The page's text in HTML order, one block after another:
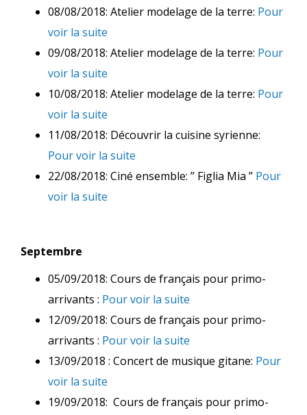
08/08/2018: Atelier modelage de la terre: Pour
voir la suite
09/08/2018: Atelier modelage de la terre: Pour
voir la suite
10/08/2018: Atelier modelage de la terre: Pour
voir la suite
11/08/2018: Découvrir la cuisine syrienne:
Pour voir la suite
22/08/2018: Ciné ensemble: ” Figlia Mia ” Pour
voir la suite
Septembre
05/09/2018: Cours de français pour primo-
arrivants : Pour voir la suite
12/09/2018: Cours de français pour primo-
arrivants : Pour voir la suite
13/09/2018 : Concert de musique gitane: Pour
voir la suite
19/09/2018: Cours de français pour primo-